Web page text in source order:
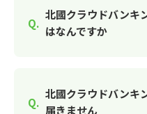
北國クラウドバンキ
はなんですか
北國クラウドバンキ
届きません